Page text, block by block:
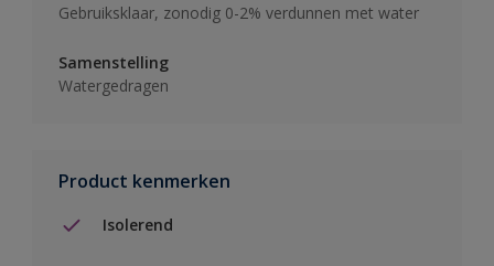
Gebruiksklaar, zonodig 0-2% verdunnen met water
Samenstelling
Watergedragen
Product kenmerken
Isolerend